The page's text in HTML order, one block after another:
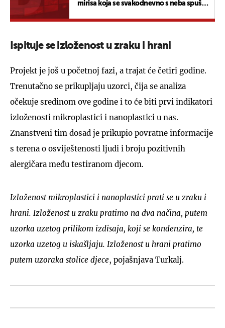
mirisa koja se svakodnevno s neba spušta
Ispituje se izloženost u zraku i hrani
Projekt je još u početnoj fazi, a trajat će četiri godine.
Trenutačno se prikupljaju uzorci, čija se analiza
očekuje sredinom ove godine i to će biti prvi indikatori
izloženosti mikroplastici i nanoplastici u nas.
Znanstveni tim dosad je prikupio povratne informacije
s terena o osviještenosti ljudi i broju pozitivnih
alergičara među testiranom djecom.
Izloženost mikroplastici i nanoplastici prati se u zraku i
hrani. Izloženost u zraku pratimo na dva načina, putem
uzorka uzetog prilikom izdisaja, koji se kondenzira, te
uzorka uzetog u iskašljaju. Izloženost u hrani pratimo
putem uzoraka stolice djece, pojašnjava Turkalj.